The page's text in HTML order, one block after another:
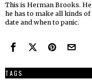
This is Herman Brooks.
he has to make all kinds
date and when to panic.
TAGS